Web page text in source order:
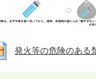
発火等の危険のある